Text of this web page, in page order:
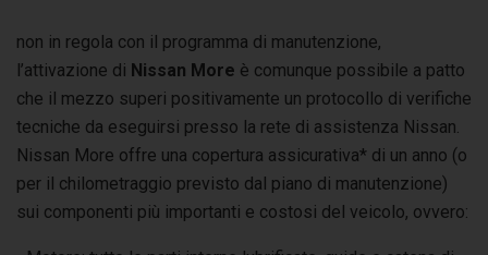
non in regola con il programma di manutenzione,
l’attivazione di Nissan More è comunque possibile a patto
che il mezzo superi positivamente un protocollo di verifiche
tecniche da eseguirsi presso la rete di assistenza Nissan.
Nissan More offre una copertura assicurativa* di un anno (o
per il chilometraggio previsto dal piano di manutenzione)
sui componenti più importanti e costosi del veicolo, ovvero: